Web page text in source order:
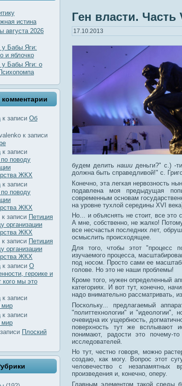
истина
августа 2026
у Бабы Яги:
и яблочко
у Бабы Яги: о
к записи Об
к записи
к записи
поводу
ЖКХ
к записи
поводу
ЖКХ
к записи Петиция
организации
ЖКХ
к записи Петиция
организации
ЖКХ
к записи О
героике и
кого мы это
к записи
мир
к записи
мир
Плоский
Ген власти. Часть
17.10.2013
будем делитьнаши деньги?" с.) -
должна быть справедливой!" с.
Конечно, эта легкая нервозность
подавлена моя предыдущая
современным основам
на уровне тухлой середины ХVI
Но... и объяснять не стоит, все
А мне, собственно, не жалко!
все несчастья последних лет,
осмыслить происходящее.
Для того, чтобы этот "процесс
изучаемого процесса,
под носом. Просто сами ее
голове. Но это не наши проблемы!
Кроме того, нужен определенный
категориях. И вот тут, конечно,
надо внимательно рассматривать,
Поскольку... предлагаемый
"политтехнологии" и "идеологии",
очевидна их ущербность,
поверхность тут же всплывают
понимают, радости это
исследователей.
Но тут, честно говоря, можно
создаю, как могу. Вопрос этот
человечество с незапамятных
произведения и, конечно, оперу.
Главным элементом такой среды